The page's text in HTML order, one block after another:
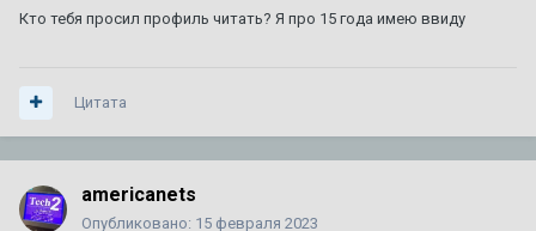
Кто тебя просил профиль читать? Я про 15 года имею ввиду
Цитата
americanets
Опубликовано: 15 февраля 2023